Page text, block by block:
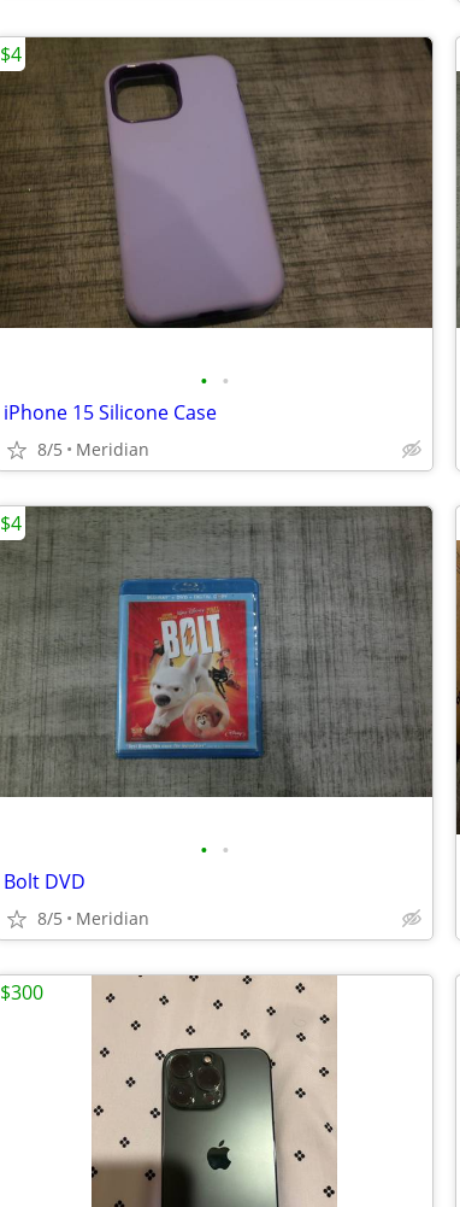
• •
iPhone 15 Silicone Case
8/5 Meridian
$4
• •
Bolt DVD
8/5 Meridian
$4
$300